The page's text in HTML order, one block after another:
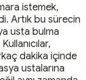
istemek,
Artık bu sürecin
usta bulma
dakika içinde
ustalarına